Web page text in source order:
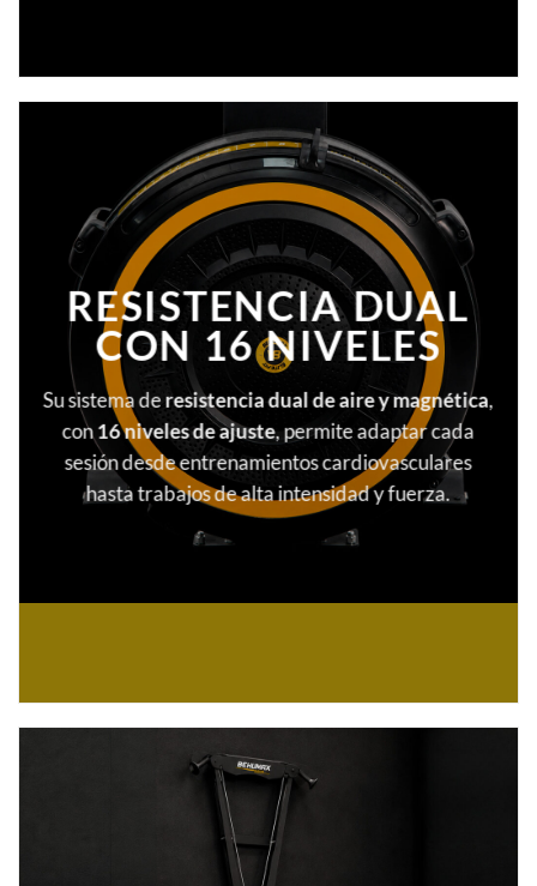
RESISTENCIA DUAL
CON 16 NIVELES
Su sistema deresistencia dual de aire y magnética,
con16 niveles de ajuste, permite adaptar cada
sesión desde entrenamientos cardiovasculares
hasta trabajos de alta intensidad y fuerza.